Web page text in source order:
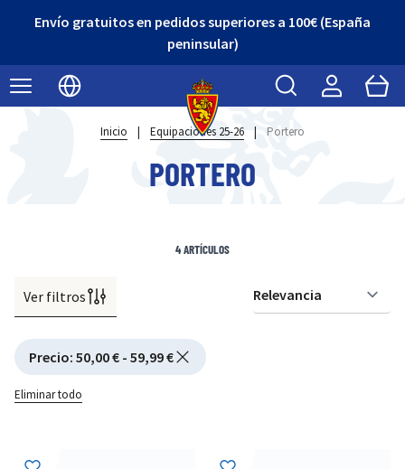
Envío gratuitos en pedidos superiores a 100€ (España
peninsular)
Seleccionar idioma
Buscar Cart
Inicio | Equipaciones 25-26 | Portero
PORTERO
Ver filtros
Active filtering
Precio: 50,00 € - 59,99 €
Eliminar todo
4ARTÍCULOS